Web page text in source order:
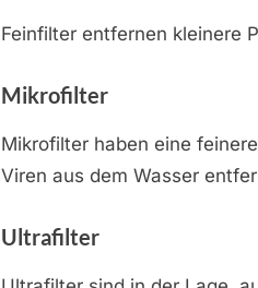
Feinfilter entfernen kleinere
Mikrofilter
Mikrofilter haben eine
Viren aus dem Wasser
Ultrafilter